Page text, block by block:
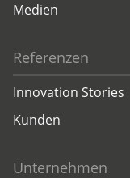
Medien
Referenzen
Innovation Stories
Kunden
Unternehmen